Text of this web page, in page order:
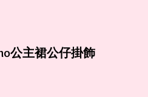
公主裙公仔掛飾